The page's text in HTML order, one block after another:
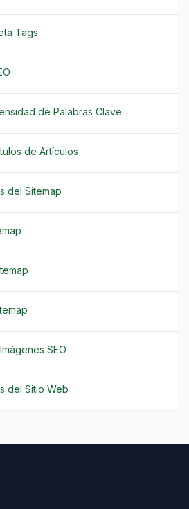
Tags
de Palabras Clave
de Artículos
del Sitemap
SEO
del Sitio Web